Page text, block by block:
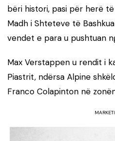
bëri histori, pasi për herë
Madh i Shteteve të
vendet e para u pushtuan
Max Verstappen u rendit i
Piastrit, ndërsa Alpine
Franco Colapinton në